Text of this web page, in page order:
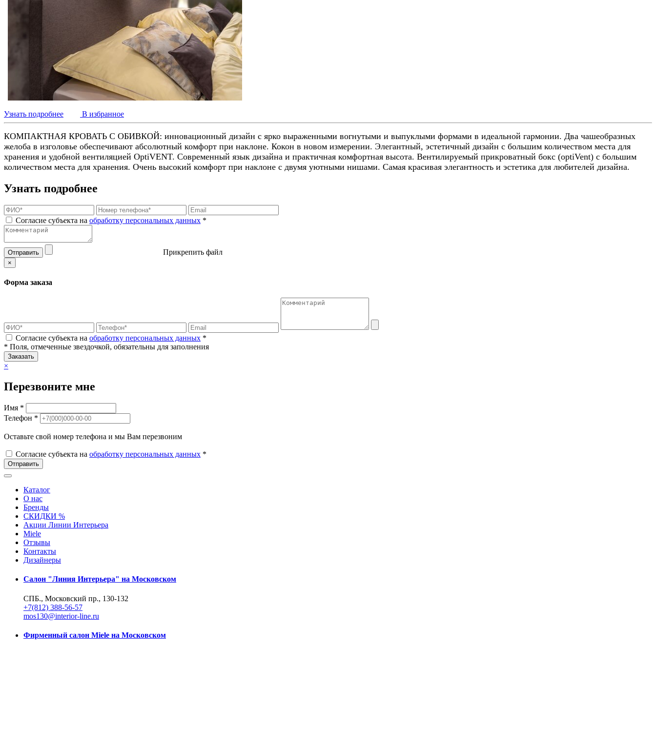
Узнать подробнее В избранное
КОМПАКТНАЯ КРОВАТЬ С ОБИВКОЙ: инновационный дизайн с ярко выраженными вогнутыми и выпуклыми формами в идеальной гармонии. Два чашеобразных
желоба в изголовье обеспечивают абсолютный комфорт при наклоне. Кокон в новом измерении. Элегантный, эстетичный дизайн с большим количеством места для
хранения и удобной вентиляцией OptiVENT. Современный язык дизайна и практичная комфортная высота. Вентилируемый прикроватный бокс (optiVent) с большим
количеством места для хранения. Очень высокий комфорт при наклоне с двумя уютными нишами. Самая красивая элегантность и эстетика для любителей дизайна.
Узнать подробнее
Согласие субъекта на обработку персональных данных *
Отправить Прикрепить файл
×
Форма заказа
Согласие субъекта на обработку персональных данных *
* Поля, отмеченные звездочкой, обязательны для заполнения
Заказать
×
Перезвоните мне
Имя *
Телефон *
Оставьте свой номер телефона и мы Вам перезвоним
Согласие субъекта на обработку персональных данных *
Отправить
Каталог
О нас
Бренды
СКИДКИ %
Акции Линии Интерьера
Miele
Отзывы
Контакты
Дизайнеры
Салон "Линия Интерьера" на Московском
СПБ., Московский пр., 130-132
+7(812) 388-56-57
mos130@interior-line.ru
Фирменный салон Miele на Московском